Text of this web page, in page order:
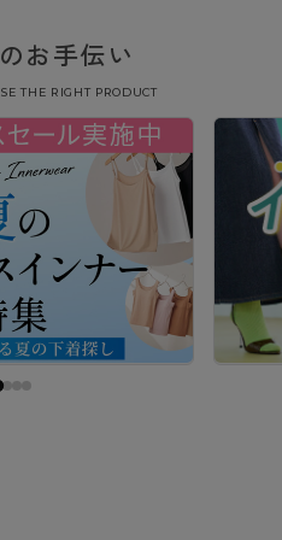
お手伝い
THE RIGHT PRODUCT